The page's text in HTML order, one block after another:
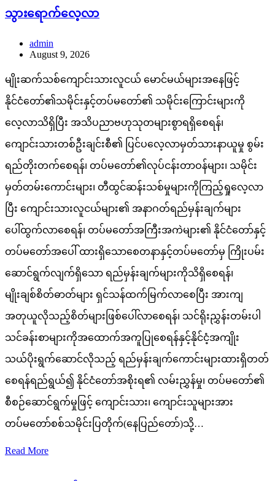
သွားရောက်လေ့လာ
admin
August 9, 2026
မျိုးဆက်သစ်ကျောင်းသားလူငယ် မောင်မယ်များအနေဖြင့်
နိုင်ငံတော်၏သမိုင်းနှင့်တပ်မတော်၏ သမိုင်းကြောင်းများကို
လေ့လာသိရှိပြီး အသိပညာဗဟုသုတများစွာရရှိစေရန်၊
ကျောင်းသားတစ်ဦးချင်းစီ၏ ပြင်ပလေ့လာမှတ်သားနာယူမှု စွမ်း
ရည်တိုးတက်စေရန်၊ တပ်မတော်၏လုပ်ငန်းတာဝန်များ၊ သမိုင်း
မှတ်တမ်းကောင်းများ၊ တီထွင်ဆန်းသစ်မှုများကိုကြည့်ရှုလေ့လာ
ပြီး ကျောင်းသားလူငယ်များ၏ အနာဂတ်ရည်မှန်းချက်များ
ပေါ်ထွက်လာစေရန်၊ တပ်မတော်အကြီးအကဲများ၏ နိုင်ငံတော်နှင့်
တပ်မတော်အပေါ် ထားရှိသောစေတနာနှင့်တပ်မတော်မှ ကြိုးပမ်း
ဆောင်ရွက်လျက်ရှိသော ရည်မှန်းချက်များကိုသိရှိစေရန်၊
မျိုးချစ်စိတ်ဓာတ်များ ရှင်သန်ထက်မြက်လာစေပြီး အားကျ
အတုယူလိုသည့်စိတ်များဖြစ်ပေါ်လာစေရန်၊ သင်ရိုးညွှန်းတမ်းပါ
သင်ခန်းစာများကိုအထောက်အကူပြုစေရန်နှင့်နိုင်ငံ့အကျိုး
သယ်ပိုးရွက်ဆောင်လိုသည့် ရည်မှန်းချက်ကောင်းများထားရှိတတ်
စေရန်ရည်ရွယ်၍ နိုင်ငံတော်အစိုးရ၏ လမ်းညွှန်မှု၊ တပ်မတော်၏
စီစဉ်ဆောင်ရွက်မှုဖြင့် ကျောင်းသား၊ ကျောင်းသူများအား
တပ်မတော်စစ်သမိုင်းပြတိုက်(နေပြည်တော်)သို့…
Read More